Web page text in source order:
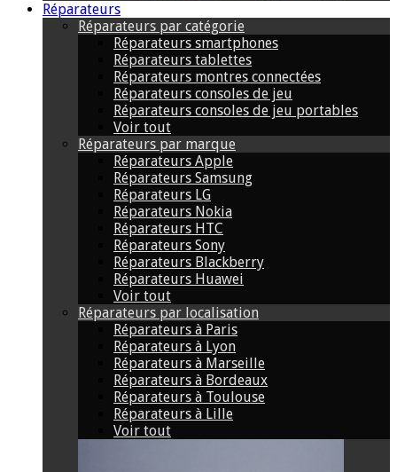
Réparateurs
Réparateurs par catégorie
Réparateurs smartphones
Réparateurs tablettes
Réparateurs montres connectées
Réparateurs consoles de jeu
Réparateurs consoles de jeu portables
Voir tout
Réparateurs par marque
Réparateurs Apple
Réparateurs Samsung
Réparateurs LG
Réparateurs Nokia
Réparateurs HTC
Réparateurs Sony
Réparateurs Blackberry
Réparateurs Huawei
Voir tout
Réparateurs par localisation
Réparateurs à Paris
Réparateurs à Lyon
Réparateurs à Marseille
Réparateurs à Bordeaux
Réparateurs à Toulouse
Réparateurs à Lille
Voir tout